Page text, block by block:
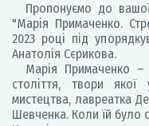
Пропонуємо до вашої
"Марія Примаченко.
2023 році під
Анатолія Сєрикова.
Марія Примаченко –
століття, твори якої
мистецтва, лавреатка
Шевченка. Коли їй було